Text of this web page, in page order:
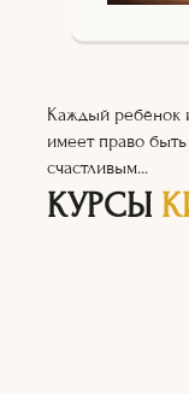
Каждый ребёнок
имеет право быть
счастливым...
КУРСЫ